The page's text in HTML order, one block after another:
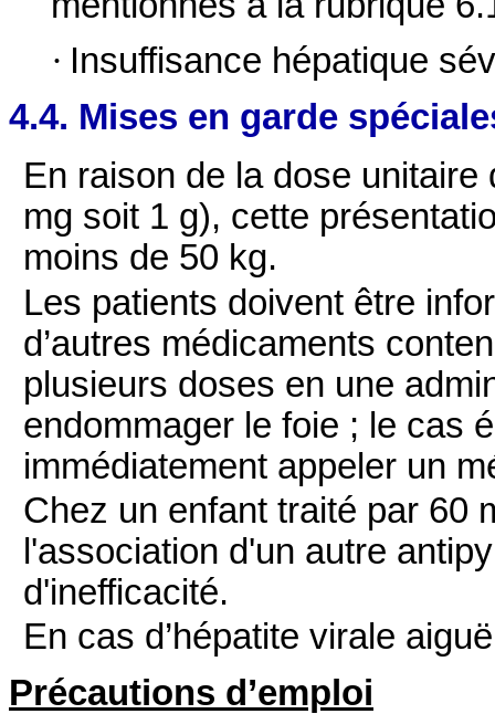
· Insuffisance hépatique
4.4. Mises en garde
En raison de la dose
mg soit 1 g), cette
moins de 50 kg.
Les patients doivent être
d’autres médicaments
plusieurs doses en une
endommager le foie ; le cas
immédiatement appeler un
Chez un enfant traité par 60
l'association d'un autre
d'inefficacité.
En cas d’hépatite virale
Précautions d’emploi